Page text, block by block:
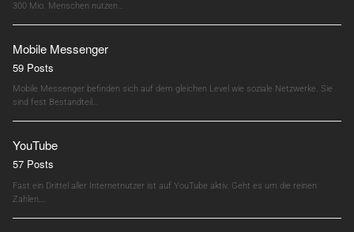
300 Mio. Menschen nutzen…
Mobile Messenger
59 Posts
Mobile Messenger befinden sich auf dem gleichen Level wie soziale Netzwerke. Sie
sind fest Bestandteil…
YouTube
57 Posts
Fast ein Drittel aller Internetnutzer ist auf YouTube aktiv. Geht es um die reinen
Zahlen,…